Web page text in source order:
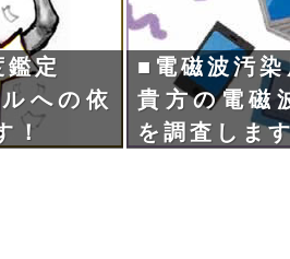
定
への依
！
■電磁波汚染
貴方の電磁
を調査しま